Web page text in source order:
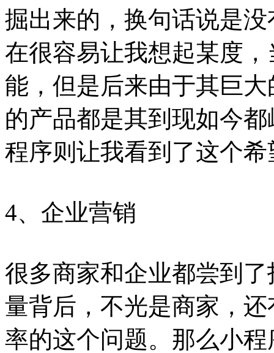
掘出来的，换句话说是
在很容易让我想起某度
能，但是后来由于其巨
的产品都是其到现如今
程序则让我看到了这个希
4、企业营销
很多商家和企业都尝到
量背后，不光是商家，
率的这个问题。那么小